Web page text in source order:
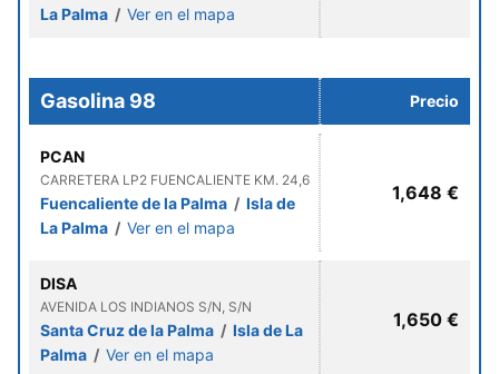
La Palma / Ver en el mapa
Gasolina 98 Precio
PCAN
CARRETERA LP2 FUENCALIENTE KM. 24,6
Fuencaliente de la Palma / Isla de
La Palma / Ver en el mapa
1,648 €
DISA
AVENIDA LOS INDIANOS S/N, S/N
Santa Cruz de la Palma / Isla de La
Palma / Ver en el mapa
1,650 €